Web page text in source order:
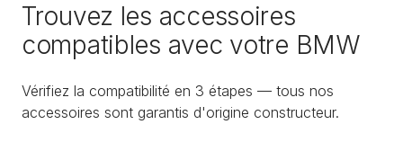
Trouvez les accessoires
compatibles avec votre BMW
Vérifiez la compatibilité en 3 étapes — tous nos
accessoires sont garantis d'origine constructeur.